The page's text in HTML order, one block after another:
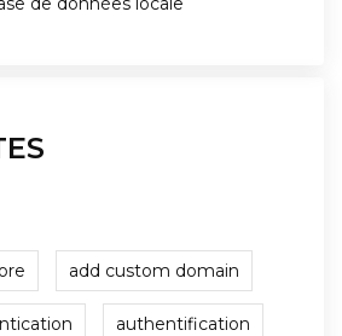
add custom domain
authentification